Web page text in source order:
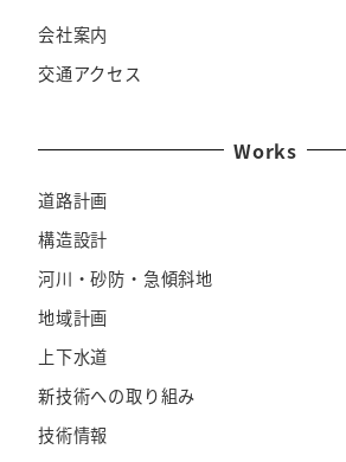
会社案内
交通アクセス
Works
道路計画
構造設計
河川・砂防・急傾斜地
地域計画
上下水道
新技術への取り組み
技術情報